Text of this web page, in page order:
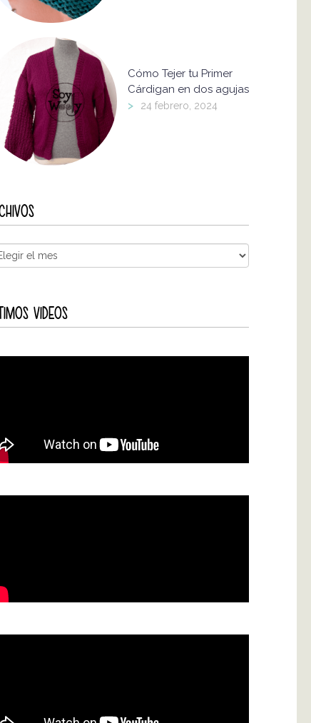
Cómo Tejer tu Primer
Cárdigan en dos agujas
> 24 febrero, 2024
VIDEOS